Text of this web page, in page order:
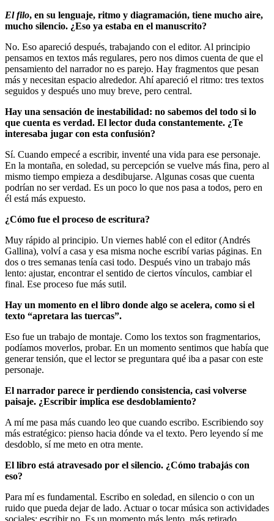
El filo, en su lenguaje, ritmo y diagramación, tiene mucho aire,
mucho silencio. ¿Eso ya estaba en el manuscrito?
No. Eso apareció después, trabajando con el editor. Al principio
pensamos en textos más regulares, pero nos dimos cuenta de que el
pensamiento del narrador no es parejo. Hay fragmentos que pesan
más y necesitan espacio alrededor. Ahí apareció el ritmo: tres textos
seguidos y después uno muy breve, pero central.
Hay una sensación de inestabilidad: no sabemos del todo si lo
que cuenta es verdad. El lector duda constantemente. ¿Te
interesaba jugar con esta confusión?
Sí. Cuando empecé a escribir, inventé una vida para ese personaje.
En la montaña, en soledad, su percepción se vuelve más fina, pero al
mismo tiempo empieza a desdibujarse. Algunas cosas que cuenta
podrían no ser verdad. Es un poco lo que nos pasa a todos, pero en
él está más expuesto.
¿Cómo fue el proceso de escritura?
Muy rápido al principio. Un viernes hablé con el editor (Andrés
Gallina), volví a casa y esa misma noche escribí varias páginas. En
dos o tres semanas tenía casi todo. Después vino un trabajo más
lento: ajustar, encontrar el sentido de ciertos vínculos, cambiar el
final. Ese proceso fue más sutil.
Hay un momento en el libro donde algo se acelera, como si el
texto “apretara las tuercas”.
Eso fue un trabajo de montaje. Como los textos son fragmentarios,
podíamos moverlos, probar. En un momento sentimos que había que
generar tensión, que el lector se preguntara qué iba a pasar con este
personaje.
El narrador parece ir perdiendo consistencia, casi volverse
paisaje. ¿Escribir implica ese desdoblamiento?
A mí me pasa más cuando leo que cuando escribo. Escribiendo soy
más estratégico: pienso hacia dónde va el texto. Pero leyendo sí me
desdoblo, sí me meto en otra mente.
El libro está atravesado por el silencio. ¿Cómo trabajás con
eso?
Para mí es fundamental. Escribo en soledad, en silencio o con un
ruido que pueda dejar de lado. Actuar o tocar música son actividades
sociales; escribir no. Es un momento más lento, más retirado.